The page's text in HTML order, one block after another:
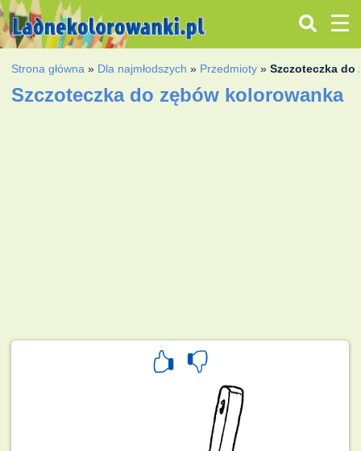
Strona główna » Dla najmłodszych » Przedmioty »Szczoteczka do
Szczoteczka do zębów kolorowanka